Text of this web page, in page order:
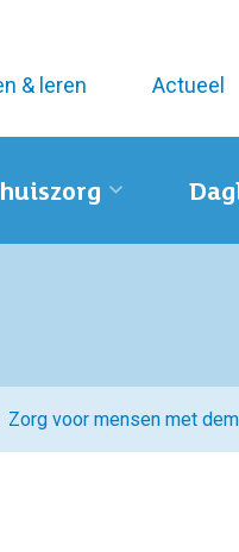
& leren Actueel
Zorg voor mensen met